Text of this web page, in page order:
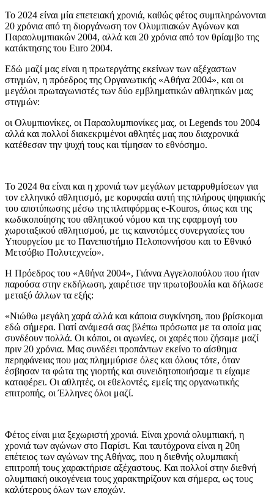
Το 2024 είναι μία επετειακή χρονιά, καθώς φέτος συμπληρώνονται
20 χρόνια από τη διοργάνωση τον Ολυμπιακών Αγώνων και
Παραολυμπιακών 2004, αλλά και 20 χρόνια από τον θρίαμβο της
κατάκτησης του Euro 2004.
Εδώ μαζί μας είναι η πρωτεργάτης εκείνων των αξέχαστων
στιγμών, η πρόεδρος της Οργανωτικής «Αθήνα 2004», και οι
μεγάλοι πρωταγωνιστές των δύο εμβληματικών αθλητικών μας
στιγμών:
οι Ολυμπιονίκες, οι Παραολυμπιονίκες μας, οι Legends του 2004
αλλά και πολλοί διακεκριμένοι αθλητές μας που διαχρονικά
κατέθεσαν την ψυχή τους και τίμησαν το εθνόσημο.
Το 2024 θα είναι και η χρονιά των μεγάλων μεταρρυθμίσεων για
τον ελληνικό αθλητισμό, με κορυφαία αυτή της πλήρους ψηφιακής
του αποτύπωσης μέσω της πλατφόρμας e-Kouros, όπως και της
κωδικοποίησης του αθλητικού νόμου και της εφαρμογή του
χωροταξικού αθλητισμού, με τις καινοτόμες συνεργασίες του
Υπουργείου με το Πανεπιστήμιο Πελοποννήσου και το Εθνικό
Μετσόβιο Πολυτεχνείο».
Η Πρόεδρος του «Αθήνα 2004», Γιάννα Αγγελοπούλου που ήταν
παρούσα στην εκδήλωση, χαιρέτισε την πρωτοβουλία και δήλωσε
μεταξύ άλλων τα εξής:
«Νιώθω μεγάλη χαρά αλλά και κάποια συγκίνηση, που βρίσκομαι
εδώ σήμερα. Γιατί ανάμεσά σας βλέπω πρόσωπα με τα οποία μας
συνδέουν πολλά. Οι κόποι, οι αγωνίες, οι χαρές που ζήσαμε μαζί
πριν 20 χρόνια. Μας συνδέει προπάντων εκείνο το αίσθημα
περηφάνειας που μας πλημμύρισε όλες και όλους τότε, όταν
έσβησαν τα φώτα της γιορτής και συνειδητοποιήσαμε τι είχαμε
καταφέρει. Οι αθλητές, οι εθελοντές, εμείς της οργανωτικής
επιτροπής, οι Έλληνες όλοι μαζί.
Φέτος είναι μια ξεχωριστή χρονιά. Είναι χρονιά ολυμπιακή, η
χρονιά των αγώνων στο Παρίσι. Και ταυτόχρονα είναι η 20η
επέτειος των αγώνων της Αθήνας, που η διεθνής ολυμπιακή
επιτροπή τους χαρακτήρισε αξέχαστους. Και πολλοί στην διεθνή
ολυμπιακή οικογένεια τους χαρακτηρίζουν και σήμερα, ως τους
καλύτερους όλων των εποχών.